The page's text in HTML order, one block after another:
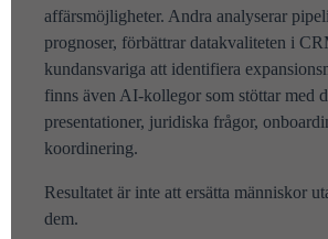
affärsmöjligheter. Andra analyserar
prognoser, förbättrar datakvaliteten i
kundansvariga att identifiera
finns även AI-kollegor som stöttar med
presentationer, juridiska frågor,
koordinering.
Resultatet är inte att ersätta människor
dem.